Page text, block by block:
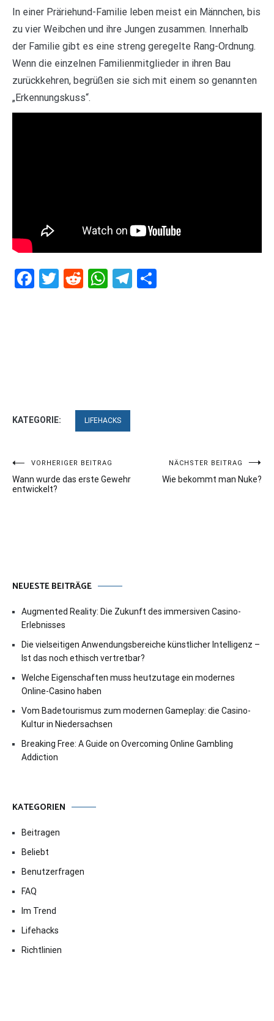
In einer Präriehund-Familie leben meist ein Männchen, bis
zu vier Weibchen und ihre Jungen zusammen. Innerhalb
der Familie gibt es eine streng geregelte Rang-Ordnung.
Wenn die einzelnen Familienmitglieder in ihren Bau
zurückkehren, begrüßen sie sich mit einem so genannten
„Erkennungskuss“.
Facebook
Twitter
RedditWhatsApp
Telegram
KATEGORIE: LIFEHACKS
Beitragsnavigation
VORHERIGER BEITRAG
Wann wurde das erste Gewehr
entwickelt?
NÄCHSTER BEITRAG
Wie bekommt man Nuke?
NEUESTE BEITRÄGE
Augmented Reality: Die Zukunft des immersiven Casino-
Erlebnisses
Die vielseitigen Anwendungsbereiche künstlicher Intelligenz –
Ist das noch ethisch vertretbar?
Welche Eigenschaften muss heutzutage ein modernes
Online-Casino haben
Vom Badetourismus zum modernen Gameplay: die Casino-
Kultur in Niedersachsen
Breaking Free: A Guide on Overcoming Online Gambling
Addiction
KATEGORIEN
Beitragen
Beliebt
Benutzerfragen
FAQ
Im Trend
Lifehacks
Richtlinien